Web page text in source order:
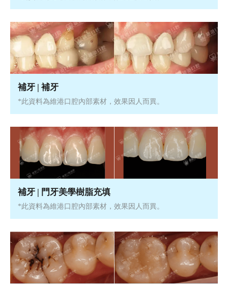
補牙 | 補牙
*此資料為維港口腔內部素材，效果因人而異。
補牙 | 門牙美學樹脂充填
*此資料為維港口腔內部素材，效果因人而異。